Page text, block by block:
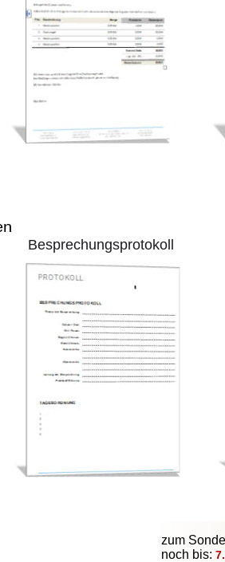
Besprechungsprotokoll
zum
noch bis: 7.